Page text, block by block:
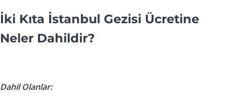
İki Kıta İstanbul Gezisi Ücretine
Neler Dahildir?
Dahil Olanlar: